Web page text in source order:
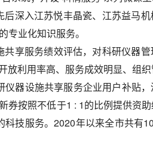
深入江苏悦丰晶瓷、江苏益马
专业化知识服务。
共享服务绩效评估，对科研仪器
利用率高、服务成效明显、组
器设施共享服务企业用户补贴
券按照不低于1 : 1的比例提供资
技服务。2020年以来全市共有